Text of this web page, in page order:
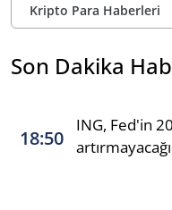
Kripto Para Haberleri
Son Dakika
18:50
ING, Fed'in